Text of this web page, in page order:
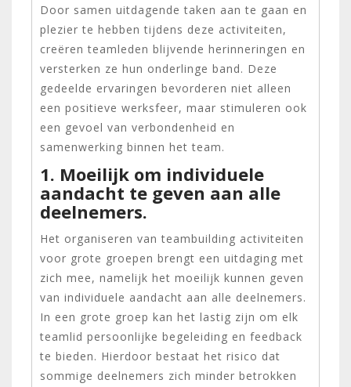
Door samen uitdagende taken aan te gaan en
plezier te hebben tijdens deze activiteiten,
creëren teamleden blijvende herinneringen en
versterken ze hun onderlinge band. Deze
gedeelde ervaringen bevorderen niet alleen
een positieve werksfeer, maar stimuleren ook
een gevoel van verbondenheid en
samenwerking binnen het team.
1. Moeilijk om individuele
aandacht te geven aan alle
deelnemers.
Het organiseren van teambuilding activiteiten
voor grote groepen brengt een uitdaging met
zich mee, namelijk het moeilijk kunnen geven
van individuele aandacht aan alle deelnemers.
In een grote groep kan het lastig zijn om elk
teamlid persoonlijke begeleiding en feedback
te bieden. Hierdoor bestaat het risico dat
sommige deelnemers zich minder betrokken